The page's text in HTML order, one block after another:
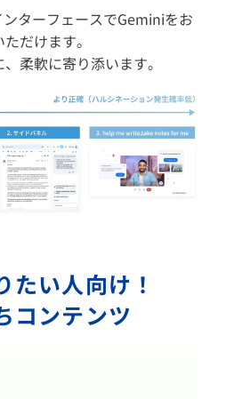
ターフェースでGeminiをお
だけます。
柔軟に寄り添います。
たい人向け！
コンテンツ